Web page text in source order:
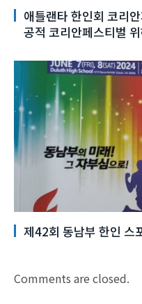
애틀랜타 한인회 코리
공적 코리안페스티벌
제42회 동남부 한인 스
Comments are closed.